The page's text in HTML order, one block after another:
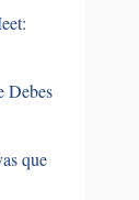
Debes
que